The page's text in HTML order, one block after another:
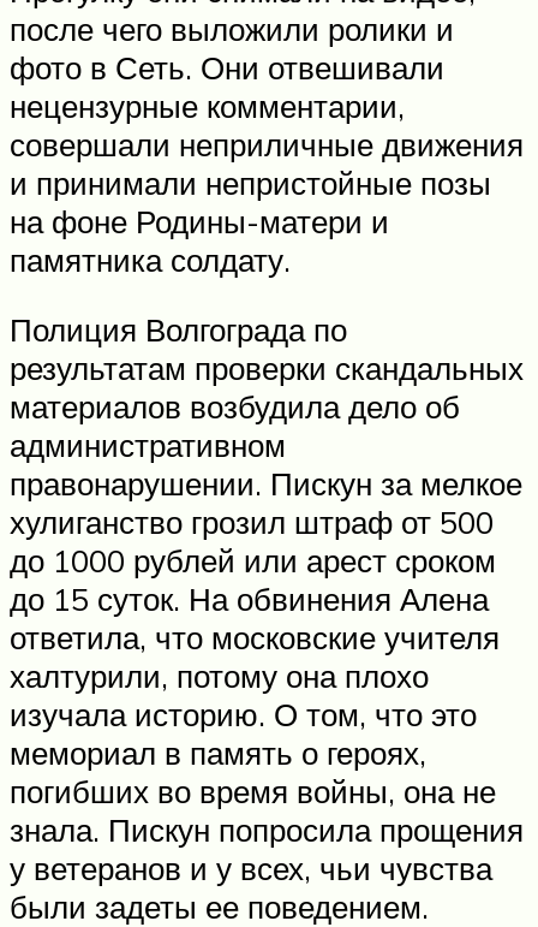
после чего выложили ролики и
фото в Сеть. Они отвешивали
нецензурные комментарии,
совершали неприличные движения
и принимали непристойные позы
на фоне Родины-матери и
памятника солдату.
Полиция Волгограда по
результатам проверки скандальных
материалов возбудила дело об
административном
правонарушении. Пискун за мелкое
хулиганство грозил штраф от 500
до 1000 рублей или арест сроком
до 15 суток. На обвинения Алена
ответила, что московские учителя
халтурили, потому она плохо
изучала историю. О том, что это
мемориал в память о героях,
погибших во время войны, она не
знала. Пискун попросила прощения
у ветеранов и у всех, чьи чувства
были задеты ее поведением.